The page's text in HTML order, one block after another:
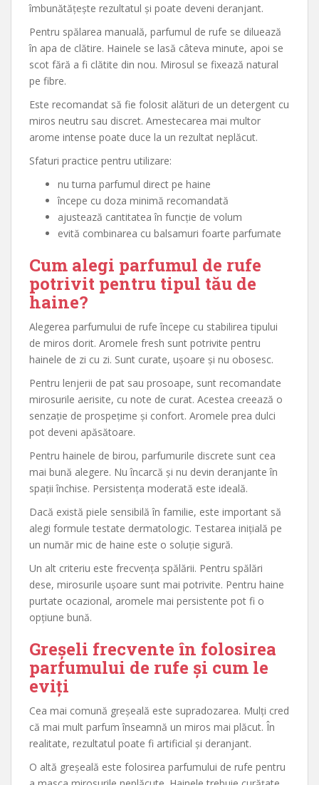
îmbunătățește rezultatul și poate deveni deranjant.
Pentru spălarea manuală, parfumul de rufe se diluează
în apa de clătire. Hainele se lasă câteva minute, apoi se
scot fără a fi clătite din nou. Mirosul se fixează natural
pe fibre.
Este recomandat să fie folosit alături de un detergent cu
miros neutru sau discret. Amestecarea mai multor
arome intense poate duce la un rezultat neplăcut.
Sfaturi practice pentru utilizare:
nu turna parfumul direct pe haine
începe cu doza minimă recomandată
ajustează cantitatea în funcție de volum
evită combinarea cu balsamuri foarte parfumate
Cum alegi parfumul de rufe
potrivit pentru tipul tău de
haine?
Alegerea parfumului de rufe începe cu stabilirea tipului
de miros dorit. Aromele fresh sunt potrivite pentru
hainele de zi cu zi. Sunt curate, ușoare și nu obosesc.
Pentru lenjerii de pat sau prosoape, sunt recomandate
mirosurile aerisite, cu note de curat. Acestea creează o
senzație de prospețime și confort. Aromele prea dulci
pot deveni apăsătoare.
Pentru hainele de birou, parfumurile discrete sunt cea
mai bună alegere. Nu încarcă și nu devin deranjante în
spații închise. Persistența moderată este ideală.
Dacă există piele sensibilă în familie, este important să
alegi formule testate dermatologic. Testarea inițială pe
un număr mic de haine este o soluție sigură.
Un alt criteriu este frecvența spălării. Pentru spălări
dese, mirosurile ușoare sunt mai potrivite. Pentru haine
purtate ocazional, aromele mai persistente pot fi o
opțiune bună.
Greșeli frecvente în folosirea
parfumului de rufe și cum le
eviți
Cea mai comună greșeală este supradozarea. Mulți cred
că mai mult parfum înseamnă un miros mai plăcut. În
realitate, rezultatul poate fi artificial și deranjant.
O altă greșeală este folosirea parfumului de rufe pentru